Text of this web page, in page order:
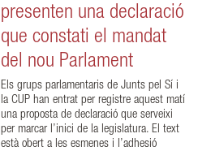
presenten una declaració
que constati el mandat
del nou Parlament
Els grups parlamentaris de Junts pel Sí i
la CUP han entrat per registre aquest matí
una proposta de declaració que serveixi
per marcar l’inici de la legislatura. El text
està obert a les esmenes i l’adhesió